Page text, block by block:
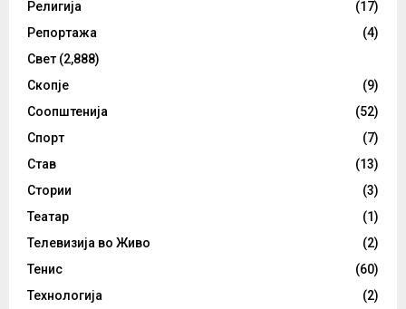
Религија
(17)
Репортажа
(4)
Свет (2,888)
Скопје
(9)
Соопштенија
(52)
Спорт
(7)
Став
(13)
Стории
(3)
Театар
(1)
Телевизија во Живо
(2)
Тенис
(60)
Технологија
(2)